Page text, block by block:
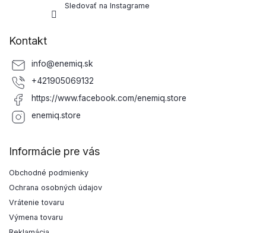
Sledovať na Instagrame
Kontakt
info@enemiq.sk
+421905069132
https://www.facebook.com/enemiq.store
enemiq.store
Informácie pre vás
Obchodné podmienky
Ochrana osobných údajov
Vrátenie tovaru
Výmena tovaru